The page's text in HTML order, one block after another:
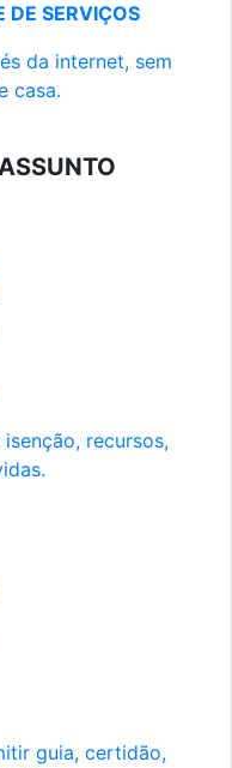
DE SERVIÇOS
da internet, sem
casa.
recursos,
guia, certidão,